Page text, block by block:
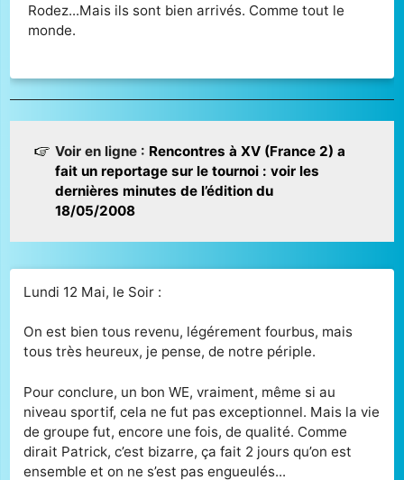
Rodez...Mais ils sont bien arrivés. Comme tout le
monde.
Voir en ligne : Rencontres à XV (France 2) a
fait un reportage sur le tournoi : voir les
dernières minutes de l’édition du
18/05/2008
Lundi 12 Mai, le Soir :
On est bien tous revenu, légérement fourbus, mais
tous très heureux, je pense, de notre périple.
Pour conclure, un bon WE, vraiment, même si au
niveau sportif, cela ne fut pas exceptionnel. Mais la vie
de groupe fut, encore une fois, de qualité. Comme
dirait Patrick, c’est bizarre, ça fait 2 jours qu’on est
ensemble et on ne s’est pas engueulés...